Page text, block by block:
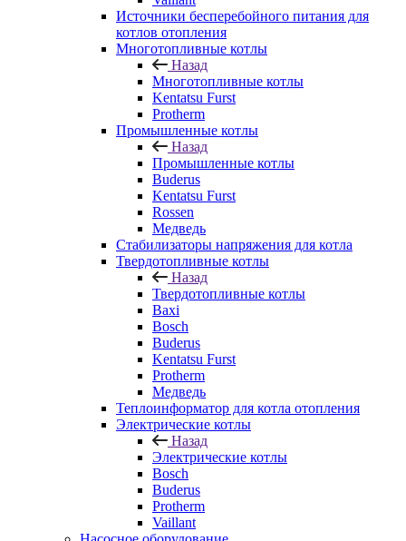
Источники бесперебойного питания для
котлов отопления
Многотопливные котлы
Назад
Многотопливные котлы
Kentatsu Furst
Protherm
Промышленные котлы
Назад
Промышленные котлы
Buderus
Kentatsu Furst
Rossen
Медведь
Стабилизаторы напряжения для котла
Твердотопливные котлы
Назад
Твердотопливные котлы
Baxi
Bosch
Buderus
Kentatsu Furst
Protherm
Медведь
Теплоинформатор для котла отопления
Электрические котлы
Назад
Электрические котлы
Bosch
Buderus
Protherm
Vaillant